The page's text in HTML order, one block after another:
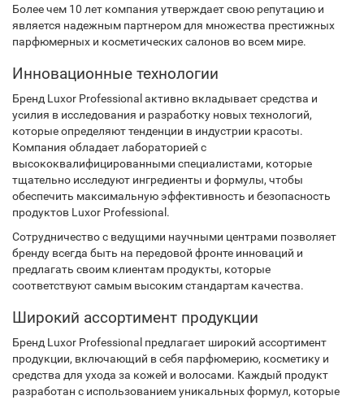
Более чем 10 лет компания утверждает свою репутацию и
является надежным партнером для множества престижных
парфюмерных и косметических салонов во всем мире.
Инновационные технологии
Бренд Luxor Professional активно вкладывает средства и
усилия в исследования и разработку новых технологий,
которые определяют тенденции в индустрии красоты.
Компания обладает лабораторией с
высококвалифицированными специалистами, которые
тщательно исследуют ингредиенты и формулы, чтобы
обеспечить максимальную эффективность и безопасность
продуктов Luxor Professional.
Сотрудничество с ведущими научными центрами позволяет
бренду всегда быть на передовой фронте инноваций и
предлагать своим клиентам продукты, которые
соответствуют самым высоким стандартам качества.
Широкий ассортимент продукции
Бренд Luxor Professional предлагает широкий ассортимент
продукции, включающий в себя парфюмерию, косметику и
средства для ухода за кожей и волосами. Каждый продукт
разработан с использованием уникальных формул, которые